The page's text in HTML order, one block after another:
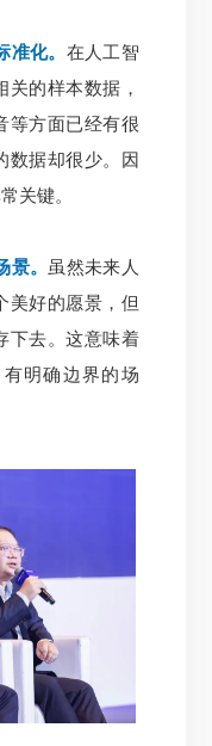
准化。 在人工智
的样本数据，
等方面已经有很
数据却很少。因
关键。
。 虽然未来人
美好的愿景，但
下去。这意味着
明确边界的场